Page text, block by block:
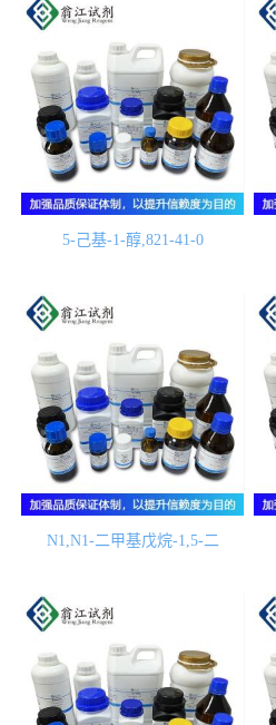
5-己基-1-醇,821-41-0
N1,N1-二甲基戊烷-1,5-二